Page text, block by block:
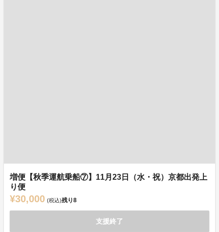
増便【秋季運航乗船⑦】11月23日（水・祝）京都出発上
り便
¥30,000 (税込)残り8
支援終了